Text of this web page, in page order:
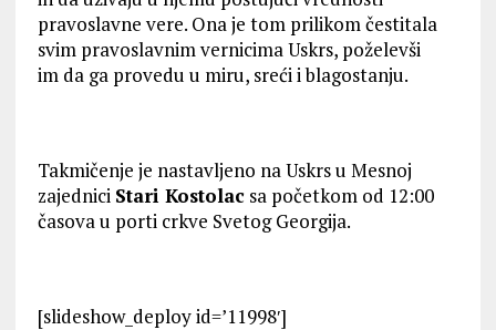
pravoslavne vere. Ona je tom prilikom čestitala
svim pravoslavnim vernicima Uskrs, poželevši
im da ga provedu u miru, sreći i blagostanju.
Takmičenje je nastavljeno na Uskrs u Mesnoj
zajednici Stari Kostolacsa početkom od 12:00
časova u porti crkve Svetog Georgija.
[slideshow_deploy id=’11998′]